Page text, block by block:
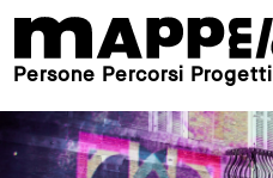
Persone Percorsi Progetti